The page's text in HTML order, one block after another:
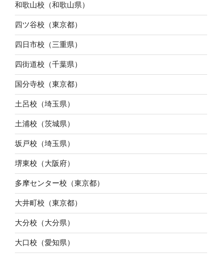
和歌山校（和歌山県）
四ツ谷校（東京都）
四日市校（三重県）
四街道校（千葉県）
国分寺校（東京都）
土呂校（埼玉県）
土浦校（茨城県）
坂戸校（埼玉県）
堺東校（大阪府）
多摩センター校（東京都）
大井町校（東京都）
大分校（大分県）
大口校（愛知県）